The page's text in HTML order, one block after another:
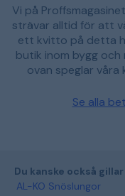
Vi på
strävar alltid för att
ett kvitto på detta
butik inom bygg och
ovan speglar
Se alla
Du kanske också gillar
AL-KO Snöslungor